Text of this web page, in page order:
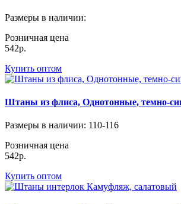
Размеры в наличии:
Розничная цена
542р.
Купить оптом
Штаны из флиса, Однотонные, темно-
Размеры в наличии: 110-116
Розничная цена
542р.
Купить оптом